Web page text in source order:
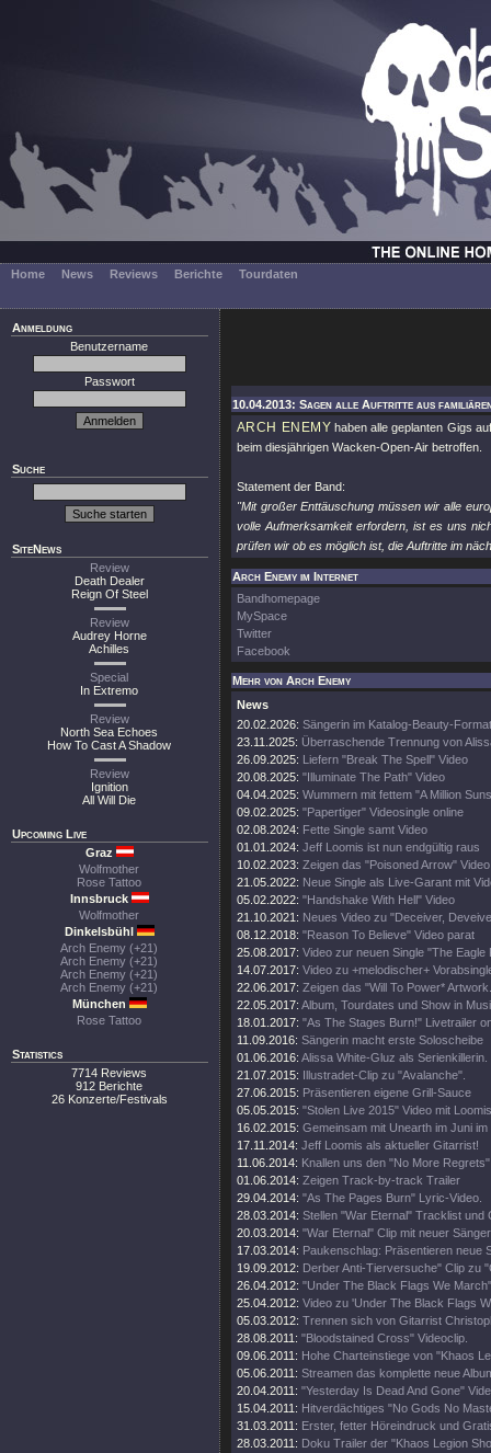
Home News Reviews Berichte Tourdaten
Anmeldung
Benutzername
Passwort
Suche
SiteNews
Review
Death Dealer
Reign Of Steel
Review
Audrey Horne
Achilles
Special
In Extremo
Review
North Sea Echoes
How To Cast A Shadow
Review
Ignition
All Will Die
Upcoming Live
Graz
Wolfmother
Rose Tattoo
Innsbruck
Wolfmother
Dinkelsbühl
Arch Enemy (+21)
Arch Enemy (+21)
Arch Enemy (+21)
Arch Enemy (+21)
München
Rose Tattoo
Statistics
7714 Reviews
912 Berichte
26 Konzerte/Festivals
10.04.2013: Sagen alle Auftritte aus
ARCH ENEMY haben alle geplanten Gigs
beim diesjährigen Wacken-Open-Air betroffen.
Statement der Band:
"Mit großer Enttäuschung müssen wir alle
volle Aufmerksamkeit erfordern, ist es uns
prüfen wir ob es möglich ist, die Auftritte im
Arch Enemy im Internet
Bandhomepage
MySpace
Twitter
Facebook
Mehr von Arch Enemy
News
20.02.2026: Sängerin im Katalog-Beauty-
23.11.2025: Überraschende Trennung von
26.09.2025: Liefern "Break The Spell" Video
20.08.2025: "Illuminate The Path" Video
04.04.2025: Wummern mit fettem "A Million
09.02.2025: "Papertiger" Videosingle online
02.08.2024: Fette Single samt Video
01.01.2024: Jeff Loomis ist nun endgültig raus
10.02.2023: Zeigen das "Poisoned Arrow" Video
21.05.2022: Neue Single als Live-Garant mit
05.02.2022: "Handshake With Hell" Video
21.10.2021: Neues Video zu "Deceiver,
08.12.2018: "Reason To Believe" Video parat
25.08.2017: Video zur neuen Single "The Eagle
14.07.2017: Video zu +melodischer+
22.06.2017: Zeigen das "Will To Power* Artwork.
22.05.2017: Album, Tourdates und Show in
18.01.2017: "As The Stages Burn!" Livetrailer
11.09.2016: Sängerin macht erste Soloscheibe
01.06.2016: Alissa White-Gluz als Serienkillerin.
21.07.2015: Illustradet-Clip zu "Avalanche".
27.06.2015: Präsentieren eigene Grill-Sauce
05.05.2015: "Stolen Live 2015" Video mit
16.02.2015: Gemeinsam mit Unearth im Juni im
17.11.2014: Jeff Loomis als aktueller Gitarrist!
11.06.2014: Knallen uns den "No More
01.06.2014: Zeigen Track-by-track Trailer
29.04.2014: "As The Pages Burn" Lyric-Video.
28.03.2014: Stellen "War Eternal" Tracklist und
20.03.2014: "War Eternal" Clip mit neuer
17.03.2014: Paukenschlag: Präsentieren neue
19.09.2012: Derber Anti-Tierversuche" Clip zu
26.04.2012: "Under The Black Flags We
25.04.2012: Video zu 'Under The Black Flags
05.03.2012: Trennen sich von Gitarrist
28.08.2011: "Bloodstained Cross" Videoclip.
09.06.2011: Hohe Charteinstiege von "Khaos
05.06.2011: Streamen das komplette neue
20.04.2011: "Yesterday Is Dead And Gone"
15.04.2011: Hitverdächtiges "No Gods No
31.03.2011: Erster, fetter Höreindruck und
28.03.2011: Doku Trailer der "Khaos Legion